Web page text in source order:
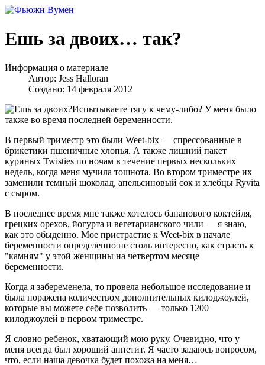
Ешь за двоих… так?
Информация о материале
Автор: Jess Halloran
Создано: 14 февраля 2012
Испытываете тягу к чему-либо? У меня было
также во время последней беременности.
В первый триместр это были Weet-bix — спрессованные в
брикетики пшеничные хлопья. А также лишний пакет
куриных Twisties по ночам в течение первых нескольких
недель, когда меня мучила тошнота. Во втором триместре их
заменили темный шоколад, апельсиновый сок и хлебцы Ryvita
с сыром.
В последнее время мне также хотелось бананового коктейля,
грецких орехов, йогурта и вегетарианского чили — я знаю,
как это обыденно. Мое пристрастие к Weet-bix в начале
беременности определенно не столь интересно, как страсть к
"камням" у этой женщины на четвертом месяце
беременности.
Когда я забеременела, то провела небольшое исследование и
была поражена количеством дополнительных килоджоулей,
которые вы можете себе позволить — только 1200
килоджоулей в первом триместре.
Я словно ребенок, хватающий мою руку. Очевидно, что у
меня всегда был хороший аппетит. Я часто задаюсь вопросом,
что, если наша девочка будет похожа на меня…